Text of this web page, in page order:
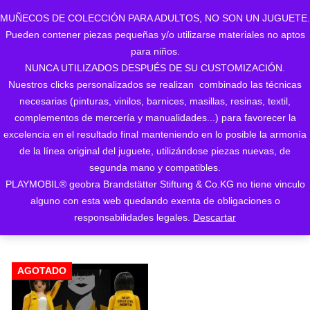
MUÑECOS DE COLECCIÓN PARA ADULTOS, NO SON UN JUGUETE.
Pueden contener piezas pequeñas y/o utilizarse materiales no aptos
para niños.
NUNCA UTILIZADOS DESPUÉS DE SU CUSTOMIZACIÓN.
Nuestros clicks personalizados se realizan combinado las técnicas
necesarias (pinturas, vinilos, barnices, masillas, resinas, textil,
complementos de mercería y manualidades...) para favorecer la
excelencia en el resultado final manteniendo en lo posible la armonía
de la línea original del juguete, utilizándose piezas nuevas, de
segunda mano y compatibles.
PLAYMOBIL® geobra Brandstätter Stiftung & Co.KG no tiene vinculo
alguno con esta web quedando exenta de obligaciones o
responsabilidades legales. Descartar
Mostrando el único resultado
ORDENAR POR LOS
ÚLTIMOS
AGOTADO